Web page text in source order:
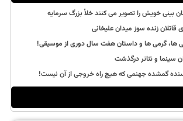
بینی خویش را تصویر می کنند خلأ بزرگ سرمایه
قاتلان زنده سوز میدان علیخانی
ها، گرمی ها و داستان هفت سال دوری از موسیقی!
سینما و تئاتر درگذشت
گمشده جهنمی که هیچ راه خروجی از آن نیست!